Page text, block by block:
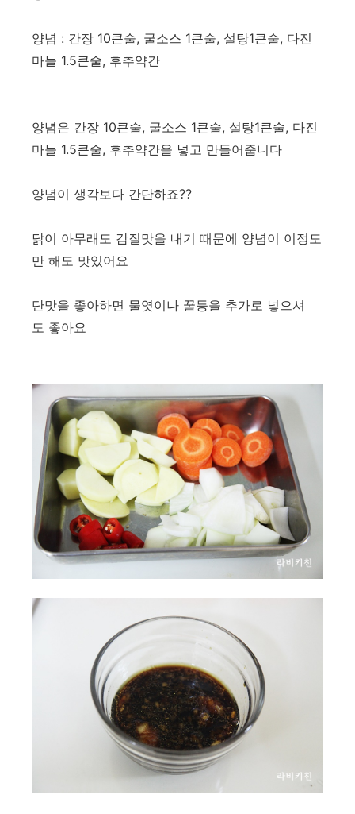
양념 : 간장 10큰술, 굴소스 1큰술, 설탕1큰술, 다진
마늘 1.5큰술, 후추약간
양념은 간장 10큰술, 굴소스 1큰술, 설탕1큰술, 다진
마늘 1.5큰술, 후추약간을 넣고 만들어줍니다
양념이 생각보다 간단하죠??
닭이 아무래도 감질맛을 내기 때문에 양념이 이정도
만 해도 맛있어요
단맛을 좋아하면 물엿이나 꿀등을 추가로 넣으셔
도 좋아요